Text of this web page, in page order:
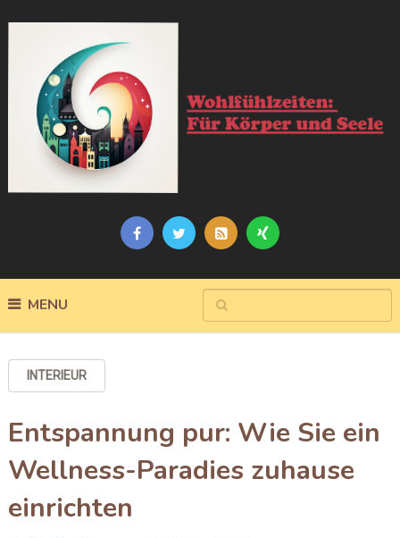
MENU
INTERIEUR
Entspannung pur: Wie Sie ein
Wellness-Paradies zuhause
einrichten